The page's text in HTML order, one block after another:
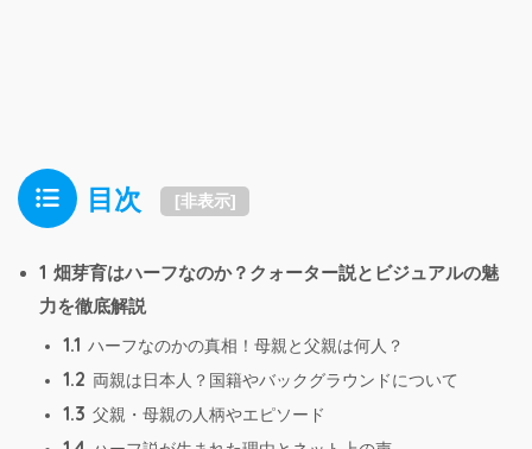
目次 [非表示]
1 畑芽育はハーフなのか？クォーター説とビジュアルの魅
力を徹底解説
1.1 ハーフなのかの真相！母親と父親は何人？
1.2 両親は日本人？国籍やバックグラウンドについて
1.3 父親・母親の人柄やエピソード